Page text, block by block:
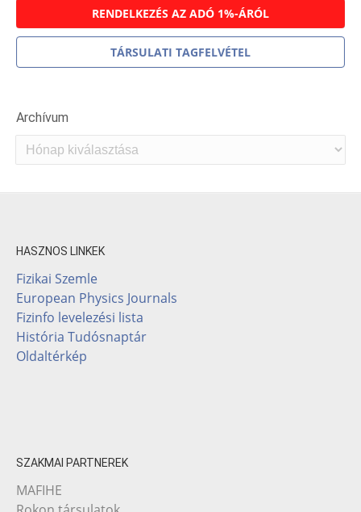
RENDELKEZÉS AZ ADÓ 1%-ÁRÓL
TÁRSULATI TAGFELVÉTEL
Archívum
Archívum
HASZNOS LINKEK
Fizikai Szemle
European Physics Journals
Fizinfo levelezési lista
História Tudósnaptár
Oldaltérkép
SZAKMAI PARTNEREK
MAFIHE